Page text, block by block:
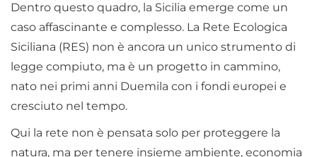
Dentro questo quadro, la Sicilia emerge come un
caso affascinante e complesso. La Rete Ecologica
Siciliana (RES) non è ancora un unico strumento di
legge compiuto, ma è un progetto in cammino,
nato nei primi anni Duemila con i fondi europei e
cresciuto nel tempo.
Qui la rete non è pensata solo per proteggere la
natura, ma per tenere insieme ambiente, economia